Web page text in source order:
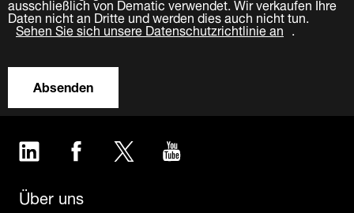
Daten nicht an Dritte und werden dies auch nicht tun.
Sehen Sie sich unsere Datenschutzrichtlinie an .
Absenden
LinkedIn Facebook Twitter
Über uns